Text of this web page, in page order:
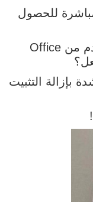
للحصول
5ماذا لو كان لدي بالفعل نسخة أقدم من Office
بإزالة التثبيت